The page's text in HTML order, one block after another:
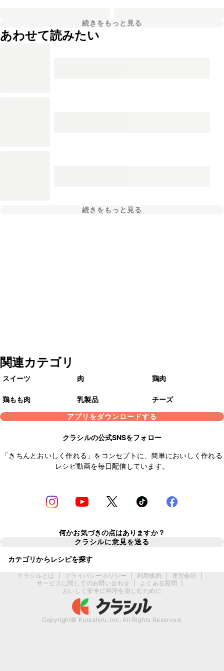
続きをもっと見る
あわせて読みたい
続きをもっと見る
関連カテゴリ
スイーツ 肉 鶏肉
鶏もも肉 乳製品
チーズ
アプリをダウンロードする
クラシルの公式SNSをフォロー
「きちんとおいしく作れる」をコンセプトに、簡単においしく作れる
レシピ動画を毎日配信しています。
何かお気づきの点はありますか？
クラシルに意見を送る
カテゴリからレシピを探す
クラシルとは プライバシーポリシー 利用規約 運営会社
サービスに関してのお問い合わせ
よくある質問
おいしく安全に料理を楽しむために
Copyright© Kurashiru, Inc. All Rights Reserved.